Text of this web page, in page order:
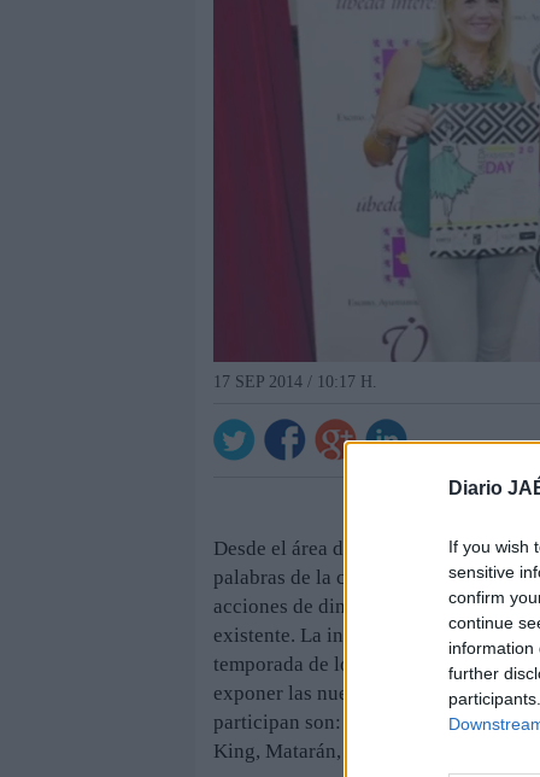
Diario
If you wish
sensitive
confirm
continue
information
further
17 SEP 2014 / 10:17 H.
Desde el área de Comercio del
palabras de la concejal Virginia
acciones de dinamización conjunta
existente. La iniciativa no solo
temporada de los establecimientos
exponer las nuevas creaciones de
participan son: Tony’s, Azabache,
King, Matarán, Ombu, Puzzle, Titto